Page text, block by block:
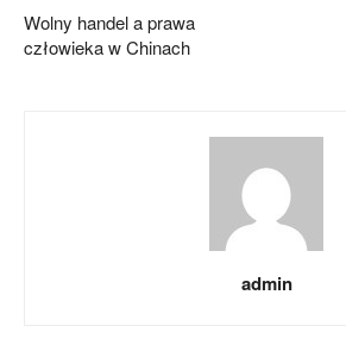
Wolny handel a prawa
człowieka w Chinach
admin